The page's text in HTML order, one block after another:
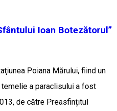
Ioan Botezătorul”
Poiana Mărului, fiind un
a paraclisului a fost
de către Preasfințitul